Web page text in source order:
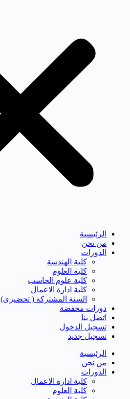
الرئيسية
من نحن
الدورات
كلية الهندسة
كلية العلوم
كلية علوم الحاسب
كلية ادارة الاعمال
السنة المشتركة ( تحضيرى)
دورات مخفضة
اتصل بنا
تسجيل الدخول
تسجيل جديد
الرئيسية
من نحن
الدورات
كلية ادارة الاعمال
كلية العلوم